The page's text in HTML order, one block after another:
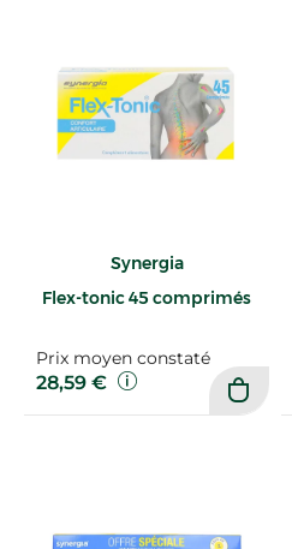
Synergia
Flex-tonic 45 comprimés
Prix moyen constaté
28,59 €